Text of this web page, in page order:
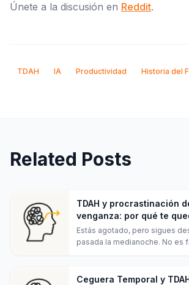
Únete a la discusión en Reddit.
TDAH IA Productividad Historia del
Related Posts
TDAH y procrastinación
venganza: por qué te
Estás agotado, pero sigues
pasada la medianoche. No es
soluciones que de verdad
Ceguera Temporal y